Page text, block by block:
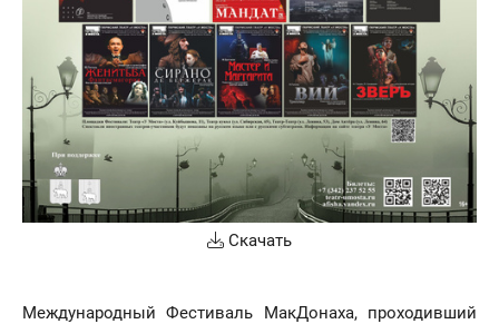
Скачать
Международный Фестиваль МакДонаха, проходивший